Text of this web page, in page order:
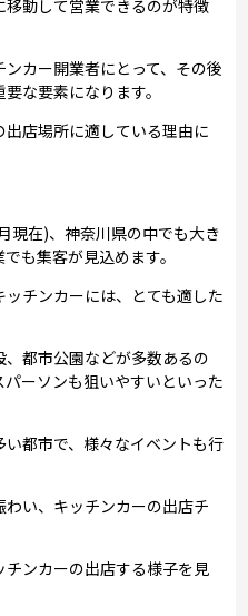
動して営業できるのが特徴
カー開業者にとって、その後
な要素になります。
店場所に適している理由に
現在)、神奈川県の中でも大き
も集客が見込めます。
チンカーには、とても適した
都市公園などが多数あるの
ーソンも狙いやすいといった
都市で、様々なイベントも行
い、キッチンカーの出店チ
ンカーの出店する様子を見